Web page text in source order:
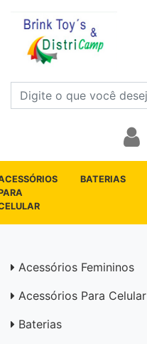
BATERIAS
Acessórios Femininos
Acessórios Para Celular
Baterias